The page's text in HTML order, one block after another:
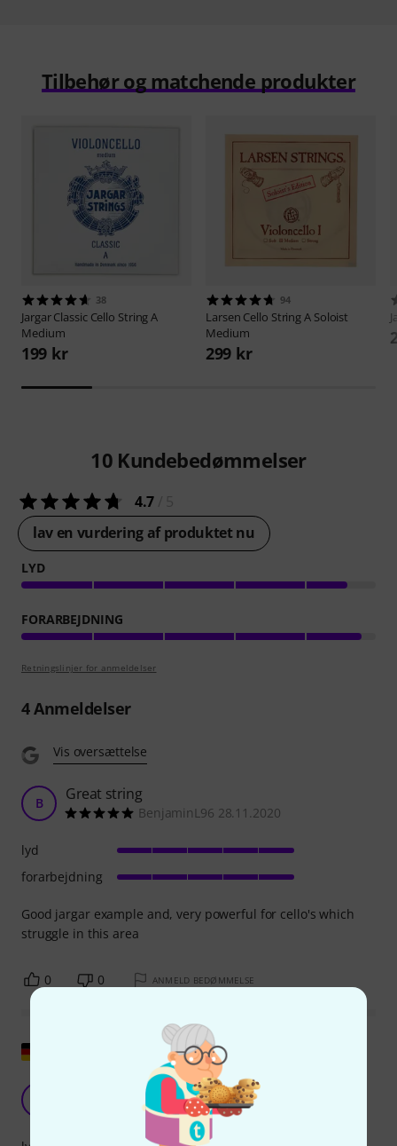
Tilbehør og matchende produkter
38
JargarClassic Cello String A
Medium
199 kr
94
Larsen Cello String A Soloist
Medium
299 kr
10 Kundebedømmelser
4.7
lav en vurdering af produktet nu
LYD
FORARBEJDNING
Retningslinjer for anmeldelser
4Anmeldelser
Vis oversættelse
B Great string
BenjaminL96 28.11.2020
Good jargar example and, very powerful for cello's which
struggle in this area
lyd
forarbejdning
0 0 ANMELD BEDØMMELSE
god, holdbar snor
Cellosima 27.08.2018